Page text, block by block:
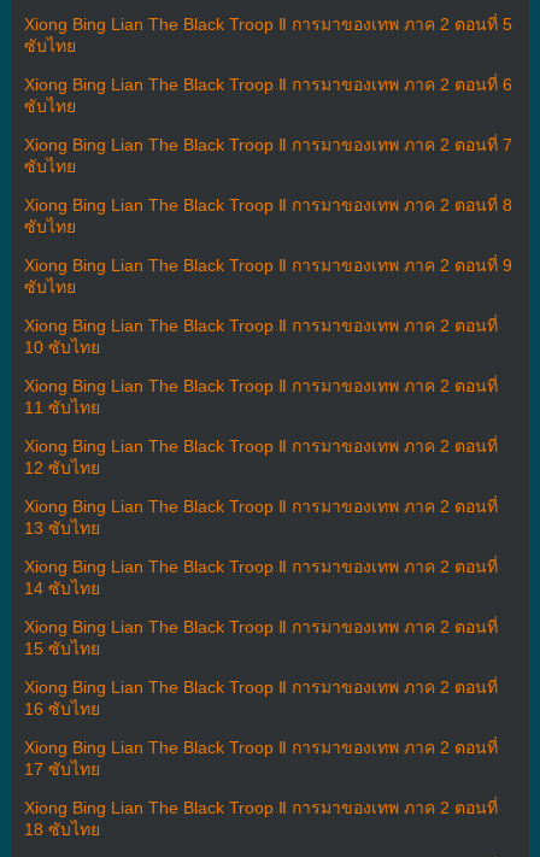
Xiong Bing Lian The Black Troop Ⅱ การมาของเทพ ภาค 2 ตอนที่ 5
ซับไทย
Xiong Bing Lian The Black Troop Ⅱ การมาของเทพ ภาค 2 ตอนที่ 6
ซับไทย
Xiong Bing Lian The Black Troop Ⅱ การมาของเทพ ภาค 2 ตอนที่ 7
ซับไทย
Xiong Bing Lian The Black Troop Ⅱ การมาของเทพ ภาค 2 ตอนที่ 8
ซับไทย
Xiong Bing Lian The Black Troop Ⅱ การมาของเทพ ภาค 2 ตอนที่ 9
ซับไทย
Xiong Bing Lian The Black Troop Ⅱ การมาของเทพ ภาค 2 ตอนที่
10 ซับไทย
Xiong Bing Lian The Black Troop Ⅱ การมาของเทพ ภาค 2 ตอนที่
11 ซับไทย
Xiong Bing Lian The Black Troop Ⅱ การมาของเทพ ภาค 2 ตอนที่
12 ซับไทย
Xiong Bing Lian The Black Troop Ⅱ การมาของเทพ ภาค 2 ตอนที่
13 ซับไทย
Xiong Bing Lian The Black Troop Ⅱ การมาของเทพ ภาค 2 ตอนที่
14 ซับไทย
Xiong Bing Lian The Black Troop Ⅱ การมาของเทพ ภาค 2 ตอนที่
15 ซับไทย
Xiong Bing Lian The Black Troop Ⅱ การมาของเทพ ภาค 2 ตอนที่
16 ซับไทย
Xiong Bing Lian The Black Troop Ⅱ การมาของเทพ ภาค 2 ตอนที่
17 ซับไทย
Xiong Bing Lian The Black Troop Ⅱ การมาของเทพ ภาค 2 ตอนที่
18 ซับไทย